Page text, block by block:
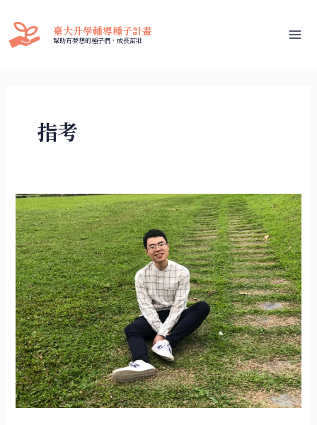
主
臺大升學輔導種子計畫
幫助有夢想的種子們，成長茁壯
指考
升
學
輔
導
種
子
計
畫
創
辦
人
──
張